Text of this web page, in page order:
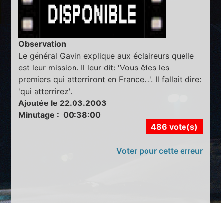
Observation
Le général Gavin explique aux éclaireurs quelle
est leur mission. Il leur dit: 'Vous êtes les
premiers qui atterriront en France...'. Il fallait dire:
'qui atterrirez'.
Ajoutée le 22.03.2003
Minutage : 00:38:00
486 vote(s)
Voter pour cette erreur